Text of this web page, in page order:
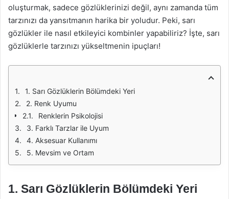
oluşturmak, sadece gözlüklerinizi değil, aynı zamanda tüm
tarzınızı da yansıtmanın harika bir yoludur. Peki, sarı
gözlükler ile nasıl etkileyici kombinler yapabiliriz? İşte, sarı
gözlüklerle tarzınızı yükseltmenin ipuçları!
1. Sarı Gözlüklerin Bölümdeki Yeri
2. Renk Uyumu
Renklerin Psikolojisi
3. Farklı Tarzlar ile Uyum
4. Aksesuar Kullanımı
5. Mevsim ve Ortam
1. Sarı Gözlüklerin Bölümdeki Yeri